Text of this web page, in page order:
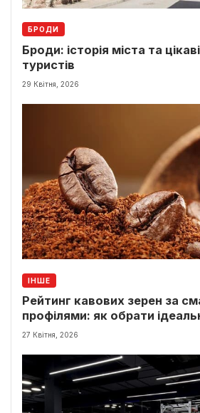
БРОДИ
Броди: історія міста та
туристів
29 Квітня, 2026
ІНШЕ
Рейтинг кавових зерен за
профілями: як обрати
27 Квітня, 2026